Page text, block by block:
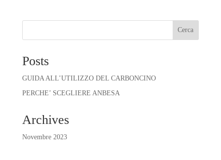
Cerca
Posts
GUIDA ALL’UTILIZZO DEL CARBONCINO
PERCHE’ SCEGLIERE ANBESA
Archives
Novembre 2023